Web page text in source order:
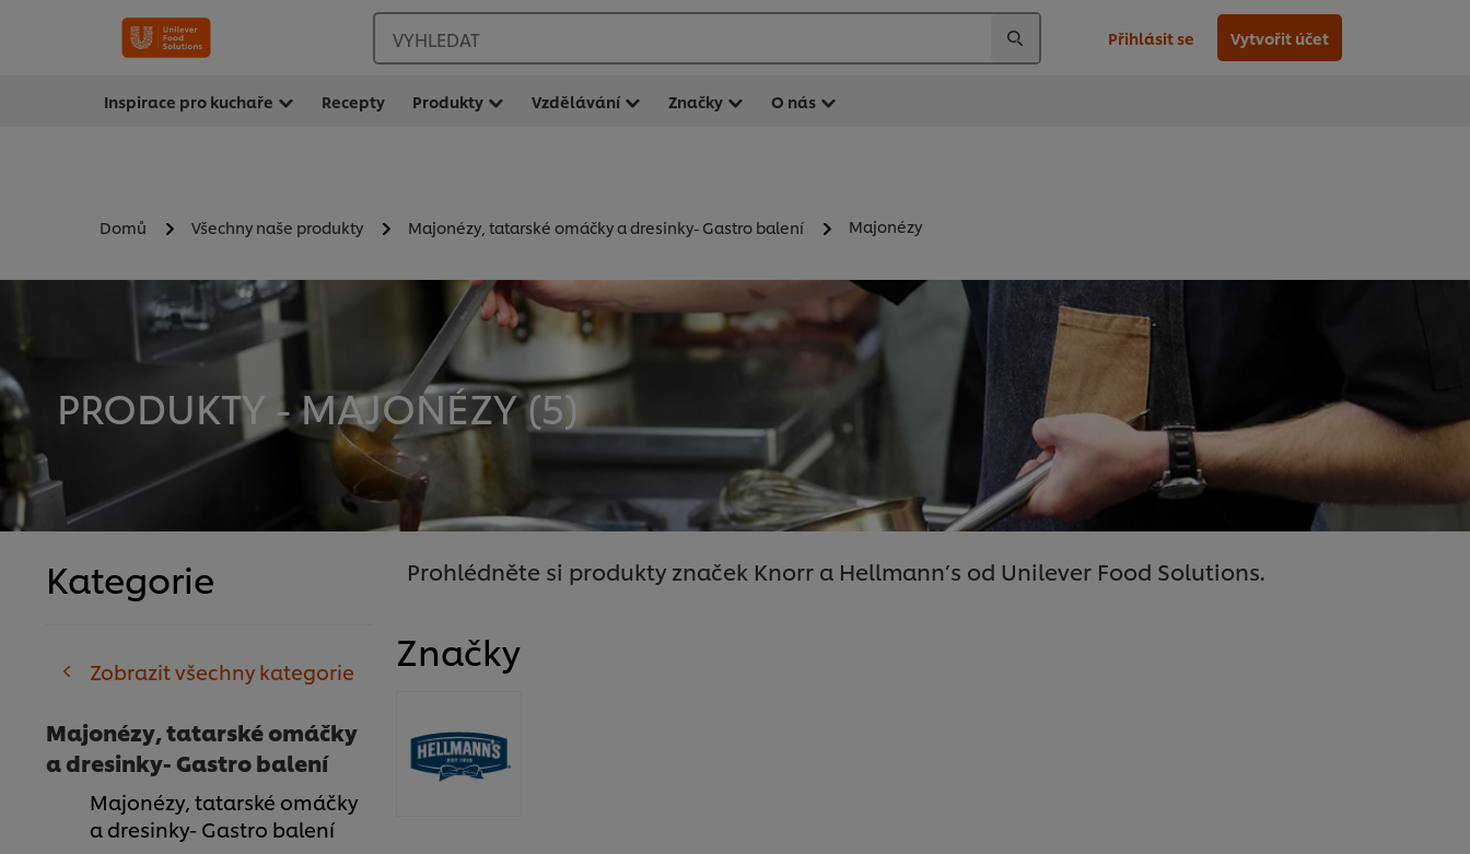
VYHLEDAT Přihlásit se Vytvořit účet
Inspirace pro kuchaře Recepty Produkty Vzdělávání Značky O nás
Domů Všechny naše produkty Majonézy, tatarské omáčky a dresinky- Gastro balení Majonézy
PRODUKTY - MAJONÉZY (5)
Kategorie
Zobrazit všechny kategorie
Majonézy, tatarské omáčky
a dresinky- Gastro balení
Majonézy, tatarské omáčky
a dresinky- Gastro balení
Prohlédněte si produkty značek Knorr a Hellmann’s od Unilever Food Solutions.
Značky